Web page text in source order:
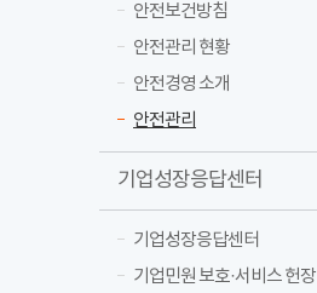
안전보건방침
안전관리 현황
안전경영 소개
안전관리
기업성장응답센터
기업성장응답센터
기업민원 보호·서비스 헌장